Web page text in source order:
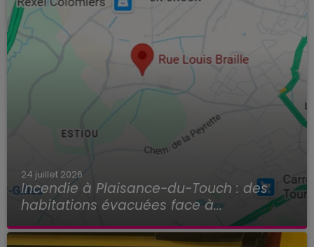
24 juillet 2026
Incendie à Plaisance-du-Touch : des
habitations évacuées face à...